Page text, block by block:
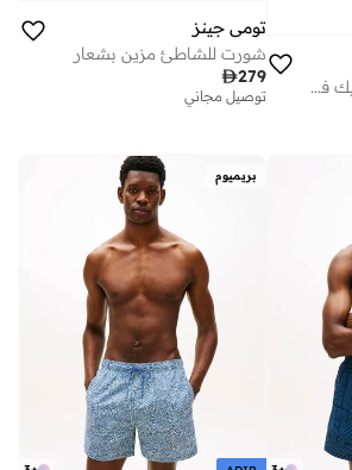
شورت سباحة إيكولاستيك فلامينجو . بوصة
تومي جينز
شورت للشاطئ مزين بشعار
279
توصيل مجاني
بريميوم